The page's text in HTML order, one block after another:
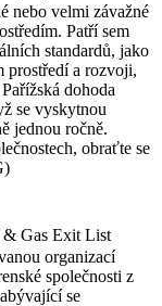
nebo velmi závažné
Patří sem
standardů, jako
prostředí a rozvoji,
dohoda
se vyskytnou
jednou ročně.
obraťte se
& Gas Exit List
organizací
společnosti z
se